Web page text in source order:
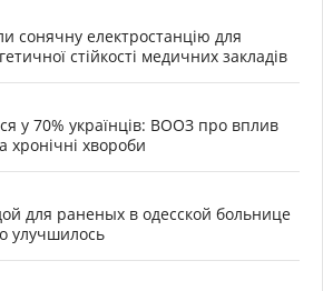
сонячну електростанцію для
стійкості медичних закладів
у 70% українців: ВООЗ про вплив
хронічні хвороби
для раненых в одесской больнице
улучшилось